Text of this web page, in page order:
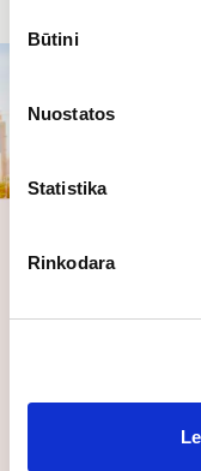
pasirinkimas
Būtini
Nuostatos
Statistika
Rinkodara
Sužinokite, kaip
Caverion SmartView